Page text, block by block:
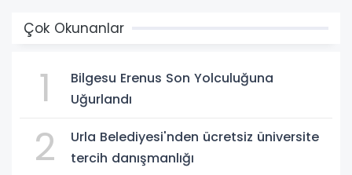
Çok Okunanlar
1
Bilgesu Erenus Son Yolculuğuna
Uğurlandı
2
Urla Belediyesi'nden ücretsiz üniversite
tercih danışmanlığı